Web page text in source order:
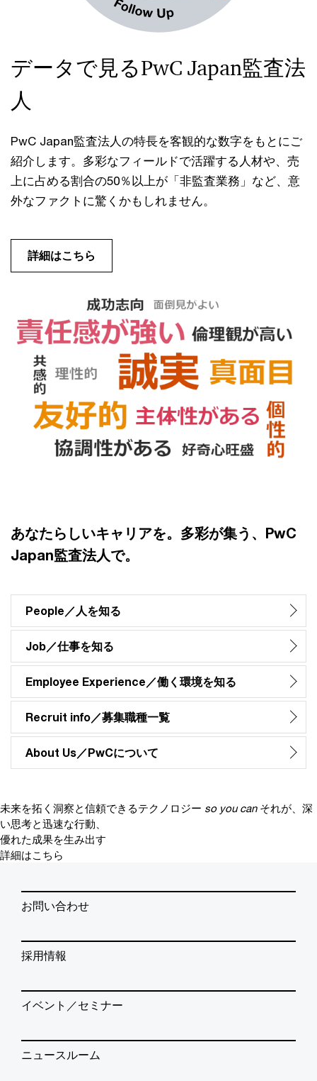
データで見るPwC Japan監査法
人
PwC Japan監査法人の特長を客観的な数字をもとにご
紹介します。多彩なフィールドで活躍する人材や、売
上に占める割合の50％以上が「非監査業務」など、意
外なファクトに驚くかもしれません。
詳細はこちら
あなたらしいキャリアを。多彩が集う、PwC
Japan監査法人で。
People／人を知る
Job／仕事を知る
Employee Experience／働く環境を知る
Recruit info／募集職種一覧
About Us／PwCについて
未来を拓く洞察と信頼できるテクノロジー so you can それが、深
い思考と迅速な行動、
優れた成果を生み出す
詳細はこちら
お問い合わせ
採用情報
イベント／セミナー
ニュースルーム